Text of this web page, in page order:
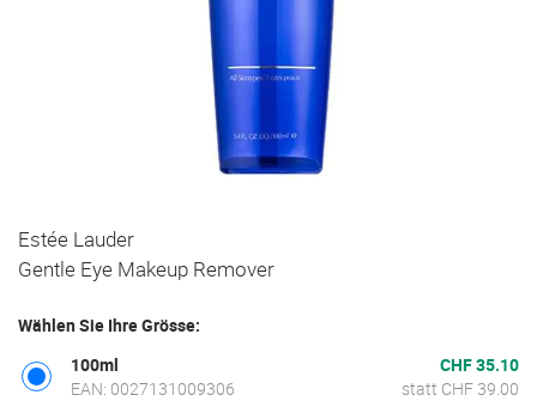
Zum
Anfang
der
springen
Estée Lauder
Gentle Eye Makeup Remover
Wählen Sie Ihre Grösse:
100ml
EAN: 0027131009306
CHF 35.10
statt CHF 39.00